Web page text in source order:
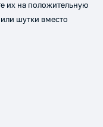
их на положительную
шутки вместо